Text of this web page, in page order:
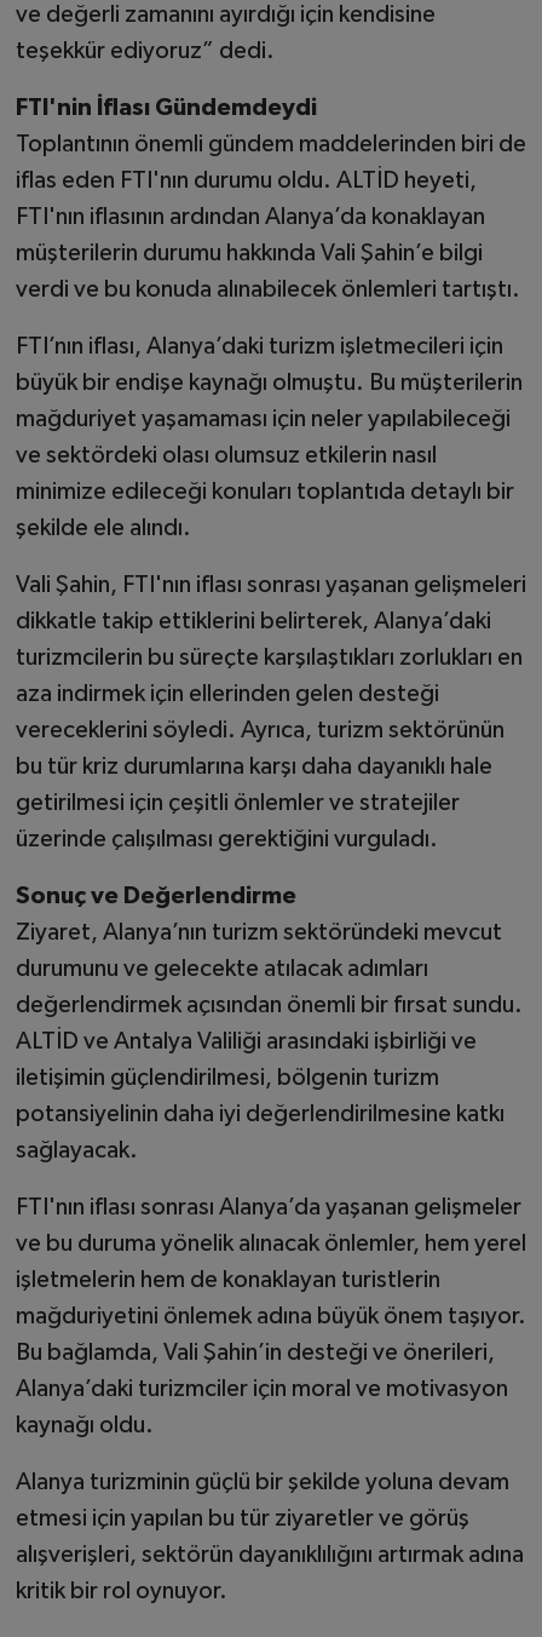
ve değerli zamanını ayırdığı için kendisine
teşekkür ediyoruz” dedi.
FTI'nin İflası Gündemdeydi
Toplantının önemli gündem maddelerinden biri de
iflas eden FTI'nın durumu oldu. ALTİD heyeti,
FTI'nın iflasının ardından Alanya’da konaklayan
müşterilerin durumu hakkında Vali Şahin’e bilgi
verdi ve bu konuda alınabilecek önlemleri tartıştı.
FTI’nın iflası, Alanya’daki turizm işletmecileri için
büyük bir endişe kaynağı olmuştu. Bu müşterilerin
mağduriyet yaşamaması için neler yapılabileceği
ve sektördeki olası olumsuz etkilerin nasıl
minimize edileceği konuları toplantıda detaylı bir
şekilde ele alındı.
Vali Şahin, FTI'nın iflası sonrası yaşanan gelişmeleri
dikkatle takip ettiklerini belirterek, Alanya’daki
turizmcilerin bu süreçte karşılaştıkları zorlukları en
aza indirmek için ellerinden gelen desteği
vereceklerini söyledi. Ayrıca, turizm sektörünün
bu tür kriz durumlarına karşı daha dayanıklı hale
getirilmesi için çeşitli önlemler ve stratejiler
üzerinde çalışılması gerektiğini vurguladı.
Sonuç ve Değerlendirme
Ziyaret, Alanya’nın turizm sektöründeki mevcut
durumunu ve gelecekte atılacak adımları
değerlendirmek açısından önemli bir fırsat sundu.
ALTİD ve Antalya Valiliği arasındaki işbirliği ve
iletişimin güçlendirilmesi, bölgenin turizm
potansiyelinin daha iyi değerlendirilmesine katkı
sağlayacak.
FTI'nın iflası sonrası Alanya’da yaşanan gelişmeler
ve bu duruma yönelik alınacak önlemler, hem yerel
işletmelerin hem de konaklayan turistlerin
mağduriyetini önlemek adına büyük önem taşıyor.
Bu bağlamda, Vali Şahin’in desteği ve önerileri,
Alanya’daki turizmciler için moral ve motivasyon
kaynağı oldu.
Alanya turizminin güçlü bir şekilde yoluna devam
etmesi için yapılan bu tür ziyaretler ve görüş
alışverişleri, sektörün dayanıklılığını artırmak adına
kritik bir rol oynuyor.